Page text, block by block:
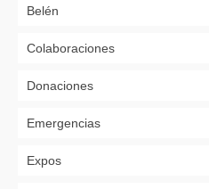
Belén
Colaboraciones
Donaciones
Emergencias
Expos